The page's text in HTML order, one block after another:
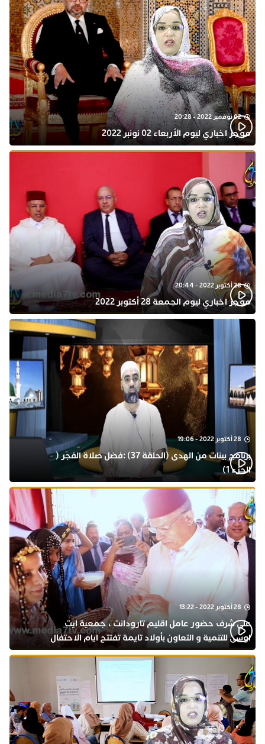
02 نوفمبر 2022 - 20:28
موجز اخباري ليوم الأربعاء 02 نونبر 2022
28 أكتوبر 2022 - 20:44
موجز اخباري ليوم الجمعة 28 أكتوبر 2022
28 أكتوبر 2022 - 19:06
برنامج بينات من الهدى (الحلقة 37) :فضل صلاة الفجر (
الجزء 1)
28 أكتوبر 2022 - 13:22
على شرف حضور عامل اقليم تارودانت ، جمعية ايت
اوسى للتنمية و التعاون بأولاد تايمة تفتتح ايام الاحتفال
بذكرى المولد النبوي